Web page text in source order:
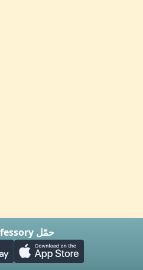
حمّل Professory الآن